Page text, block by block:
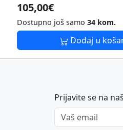
105,00€
Dostupno još samo 34 kom.
Dodaj u
Prijavite se na
Vaš email